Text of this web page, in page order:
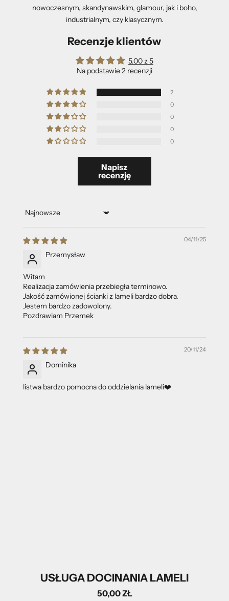
nowoczesnym, skandynawskim, glamour, jak i boho,
industrialnym, czy klasycznym.
Recenzje klientów
5.00 z 5
Na podstawie 2 recenzji
2
0
0
0
0
Napisz
recenzję
Sort by
04/11/25
Przemysław
Witam
Realizacja zamówienia przebiegła terminowo.
Jakość zamówionej ścianki z lameli bardzo dobra.
Jestem bardzo zadowolony.
Pozdrawiam Przemek
20/11/24
Dominika
listwa bardzo pomocna do oddzielania lameli❤️
USŁUGA DOCINANIA LAMELI
50,00 ZŁ